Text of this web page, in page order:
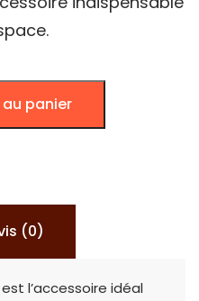
panier
(0)
l’accessoire idéal